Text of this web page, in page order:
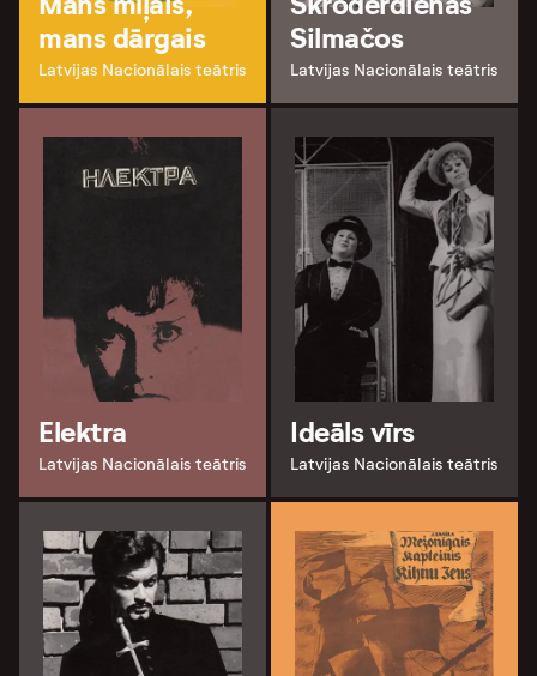
mans dārgais
Latvijas Nacionālais teātris
Silmačos
Latvijas Nacionālais teātris
Elektra
Latvijas Nacionālais teātris
Ideāls vīrs
Latvijas Nacionālais teātris